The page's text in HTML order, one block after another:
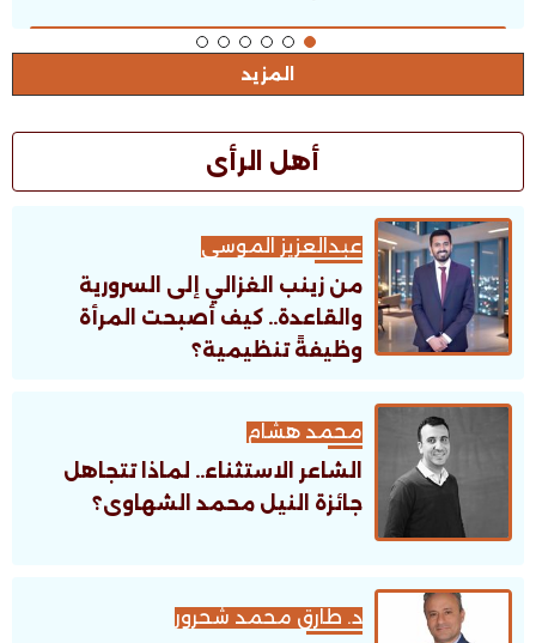
المزيد
أهل الرأى
عبدالعزيز الموسى
من زينب الغزالي إلى السرورية
والقاعدة.. كيف أصبحت المرأة
وظيفةً تنظيمية؟
محمد هشام
الشاعر الاستثناء.. لماذا تتجاهل
جائزة النيل محمد الشهاوى؟
د. طارق محمد شحرور